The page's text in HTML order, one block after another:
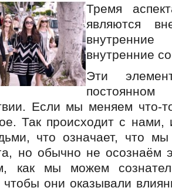
Тремя
являются
внутренние
Эти
Если мы меняем что-
Так происходит с нами,
что означает, что мы
но обычно не осознаём
как мы можем
чтобы они оказывали